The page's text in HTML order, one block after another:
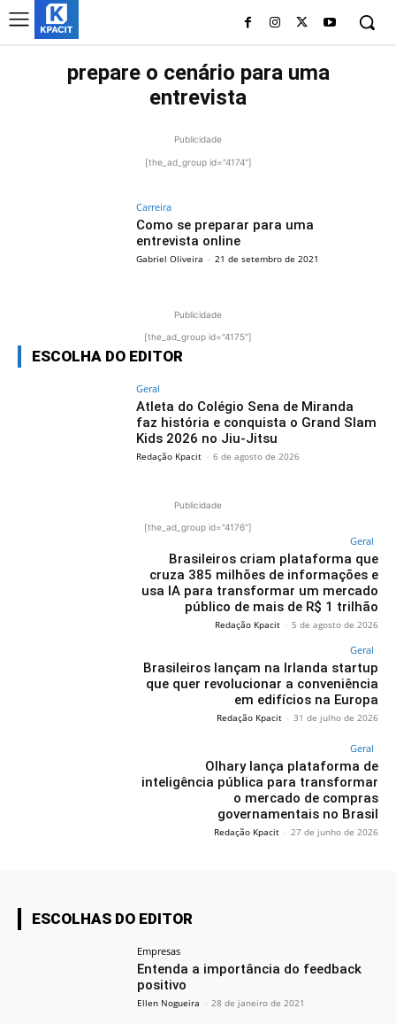
prepare o cenário para uma
entrevista
Publicidade
[the_ad_group id="4174"]
Carreira
Como se preparar para uma
entrevista online
Gabriel Oliveira - 21 de setembro de 2021
Publicidade
[the_ad_group id="4175"]
ESCOLHA DO EDITOR
Geral
Atleta do Colégio Sena de Miranda
faz história e conquista o Grand Slam
Kids 2026 no Jiu-Jitsu
Redação Kpacit - 6 de agosto de 2026
Publicidade
[the_ad_group id="4176"]
Geral
Brasileiros criam plataforma que
cruza 385 milhões de informações e
usa IA para transformar um mercado
público de mais de R$ 1 trilhão
Redação Kpacit - 5 de agosto de 2026
Geral
Brasileiros lançam na Irlanda startup
que quer revolucionar a conveniência
em edifícios na Europa
Redação Kpacit - 31 de julho de 2026
Geral
Olhary lança plataforma de
inteligência pública para transformar
o mercado de compras
governamentais no Brasil
Redação Kpacit - 27 de junho de 2026
ESCOLHAS DO EDITOR
Empresas
Entenda a importância do feedback
positivo
Ellen Nogueira - 28 de janeiro de 2021